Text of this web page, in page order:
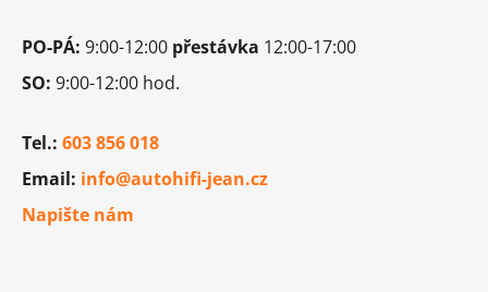
PO-PÁ: 9:00-12:00 přestávka 12:00-17:00
SO: 9:00-12:00 hod.
Tel.: 603 856 018
Email: info@autohifi-jean.cz
Napište nám